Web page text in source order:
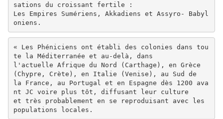
sations du croissant fertile :
Les Empires Sumériens, Akkadiens et Assyro- Babyl
oniens.
« Les Phéniciens ont établi des colonies dans tou
te la Méditerranée et au-delà, dans
l'actuelle Afrique du Nord (Carthage), en Grèce
(Chypre, Crète), en Italie (Venise), au Sud de
la France, au Portugal et en Espagne dès 1200 ava
nt JC voire plus tôt, diffusant leur culture
et très probablement en se reproduisant avec les
populations locales.